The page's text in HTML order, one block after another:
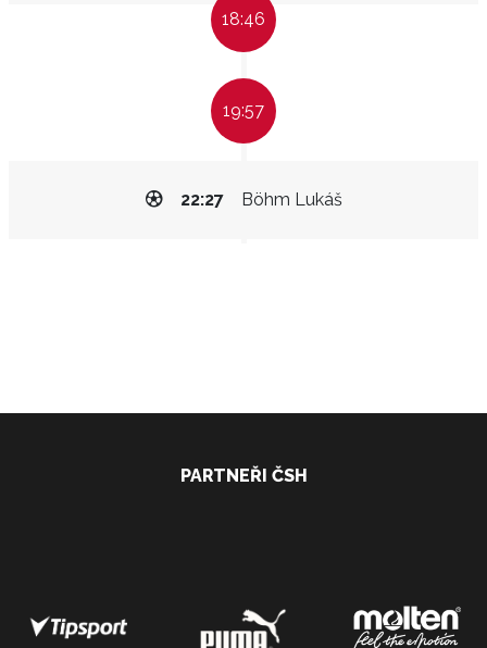
18:46
19:57
Böhm Lukáš
22:27
PARTNEŘI ČSH